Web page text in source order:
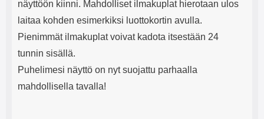
näyttöön kiinni. Mahdolliset ilmakuplat hierotaan ulos
laitaa kohden esimerkiksi luottokortin avulla.
Pienimmät ilmakuplat voivat kadota itsestään 24
tunnin sisällä.
Puhelimesi näyttö on nyt suojattu parhaalla
mahdollisella tavalla!